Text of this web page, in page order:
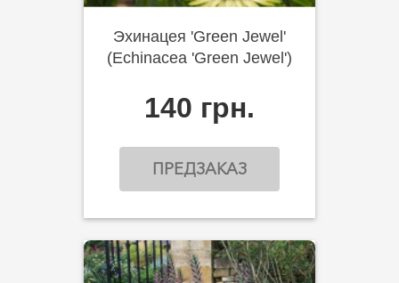
Эхинацея 'Green Jewel'
(Echinacea 'Green Jewel')
140 грн.
ПРЕДЗАКАЗ